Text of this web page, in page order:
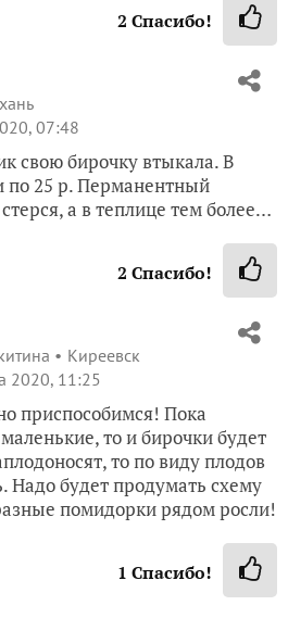
2 Спасибо!
07:48
свою бирочку втыкала. В
по 25 р. Перманентный
а в теплице тем более…
2 Спасибо!
Киреевск
2020, 11:25
приспособимся! Пока
то и бирочки будет
то по виду плодов
Надо будет продумать схему
помидорки рядом росли!
1 Спасибо!